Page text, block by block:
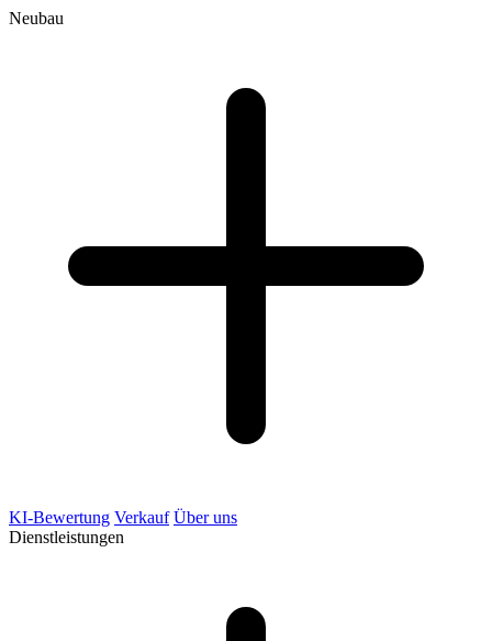
Neubau
KI-Bewertung Verkauf Über uns
Dienstleistungen